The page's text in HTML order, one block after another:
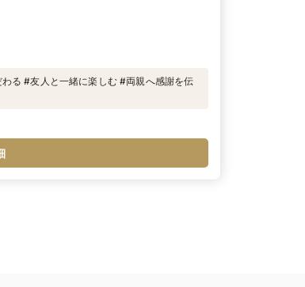
る #友人と一緒に楽しむ #両親へ感謝を伝